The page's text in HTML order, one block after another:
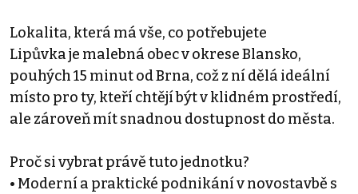
Lokalita, která má vše, co potřebujete
Lipůvka je malebná obec v okrese Blansko,
pouhých 15 minut od Brna, což z ní dělá ideální
místo pro ty, kteří chtějí být v klidném prostředí,
ale zároveň mít snadnou dostupnost do města.
Proč si vybrat právě tuto jednotku?
• Moderní a praktické podnikání v novostavbě s